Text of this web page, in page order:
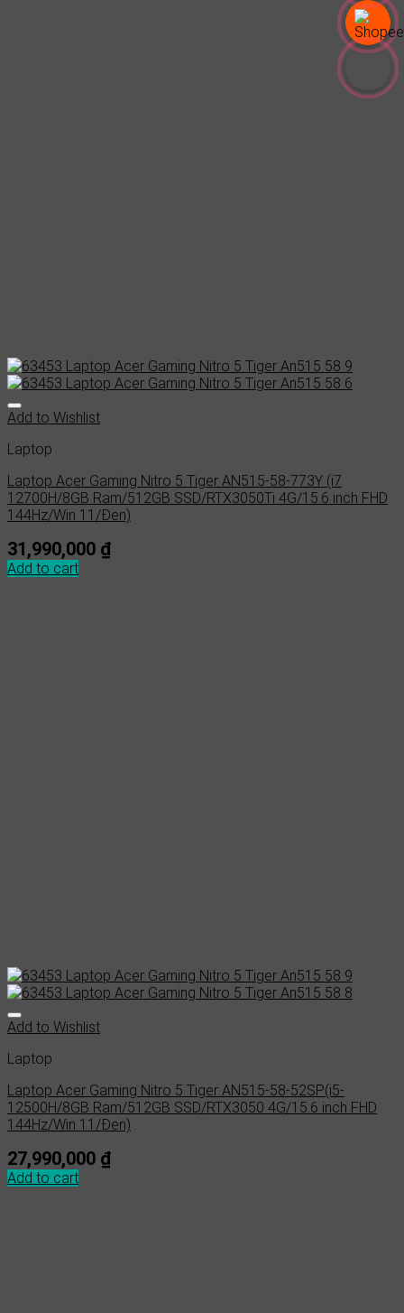
Add to Wishlist
Laptop
Laptop Acer Gaming Nitro 5 Tiger AN515-58-773Y (i7
12700H/8GB Ram/512GB SSD/RTX3050Ti 4G/15.6 inch FHD
144Hz/Win 11/Đen)
31,990,000 ₫
Add to cart
Add to Wishlist
Laptop
Laptop Acer Gaming Nitro 5 Tiger AN515-58-52SP(i5-
12500H/8GB Ram/512GB SSD/RTX3050 4G/15.6 inch FHD
144Hz/Win 11/Đen)
27,990,000 ₫
Add to cart